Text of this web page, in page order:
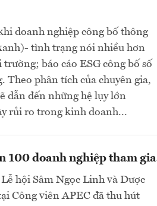
doanh nghiệp công bố thông
tình trạng nói nhiều hơn
báo cáo ESG công bố số
Theo phân tích của chuyên gia,
dẫn đến những hệ lụy lớn
rủi ro trong kinh doanh...
100 doanh nghiệp tham gia
hội Sâm Ngọc Linh và Dược
Công viên APEC đã thu hút